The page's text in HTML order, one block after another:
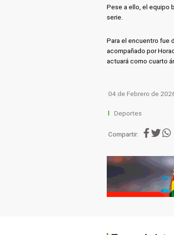
Pese a ello, el equipo
serie.
Para el encuentro fue
acompañado por
actuará como cuarto
04 de Febrero de
Deportes
Compartir: